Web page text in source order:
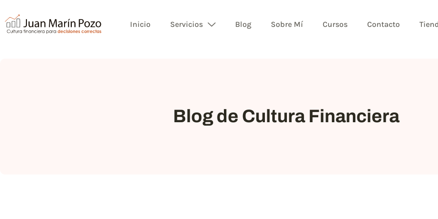
Inicio Servicios Blog Sobre Mí Cursos Contacto
Blog de Cultura Financiera